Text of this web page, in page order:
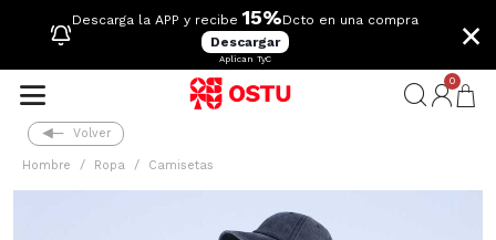
Descarga la APP y recibe 15%Dcto en una compra
Descargar
Aplican TyC
×
0
Volver
Hombre Ropa Camisetas